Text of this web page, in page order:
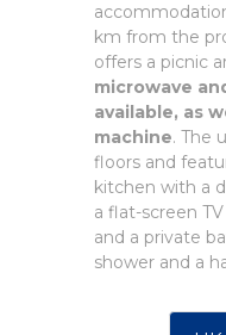
km from the
offers a picnic
microwave
available, as
machine. The
floors and
kitchen with a
a flat-screen
and a private
shower and a